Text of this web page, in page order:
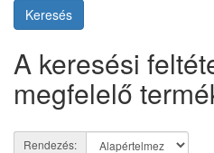
A keresési
megfelelő
Rendezés: